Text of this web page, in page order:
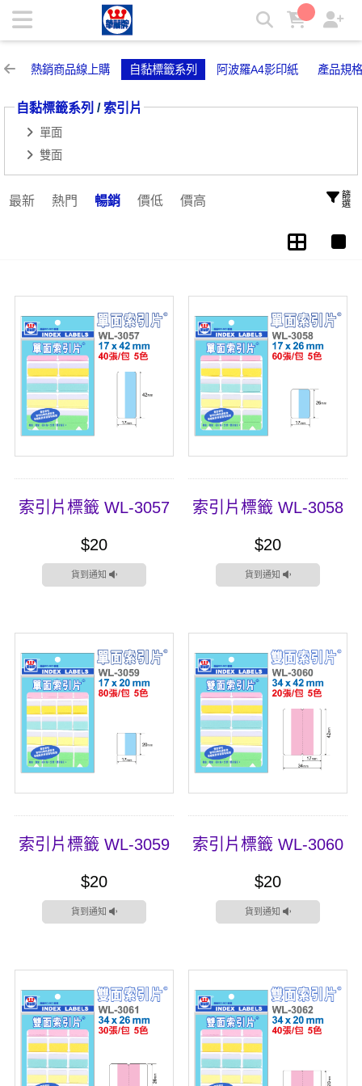
索引片 | 華麗牌自粘標籤
熱銷商品線上購 自黏標籤系列 阿波羅A4影印紙 產品規
自黏標籤系列 / 索引片
單面
雙面
最新 熱門 暢銷 價低 價高 篩選
索引片標籤 WL-3057
$20
貨到通知
索引片標籤 WL-3058
$20
貨到通知
索引片標籤 WL-3059
$20
貨到通知
索引片標籤 WL-3060
$20
貨到通知